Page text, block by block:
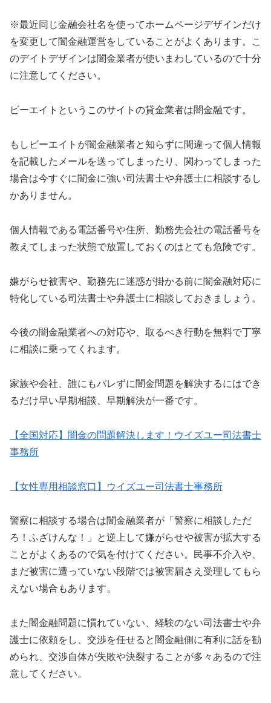
※最近同じ金融会社名を使ってホームページデザインだけ
を変更して闇金融運営をしていることがよくあります。こ
のデイトデザインは闇金業者が使いまわしているので十分
に注意してください。
ビーエイト というこのサイトの貸金業者は闇金融です。
もし ビーエイト が闇金融業者と知らずに間違って個人情報
を記載したメールを送ってしまったり、関わってしまった
場合は今すぐに闇金に強い司法書士や弁護士に相談するし
かありません。
個人情報である電話番号や住所、勤務先会社の電話番号を
教えてしまった状態で放置しておくのはとても危険です。
嫌がらせ被害や、勤務先に迷惑が掛かる前に闇金融対応に
特化している司法書士や弁護士に相談しておきましょう。
今後の闇金融業者への対応や、取るべき行動を無料で丁寧
に相談に乗ってくれます。
家族や会社、誰にもバレずに闇金問題を解決するにはでき
るだけ早い早期相談、早期解決が一番です。
【全国対応】闇金の問題解決します！ウイズユー司法書士
事務所
【女性専用相談窓口】ウイズユー司法書士事務所
警察に相談する場合は闇金融業者が「警察に相談しただ
ろ！ふざけんな！」と逆上して嫌がらせや被害が拡大する
ことがよくあるので気を付けてください。民事不介入や、
まだ被害に遭っていない段階では被害届さえ受理してもら
えない場合もあります。
また闇金融問題に慣れていない、経験のない司法書士や弁
護士に依頼をし、交渉を任せると闇金融側に有利に話を勧
められ、交渉自体が失敗や決裂することが多々あるので注
意してください。